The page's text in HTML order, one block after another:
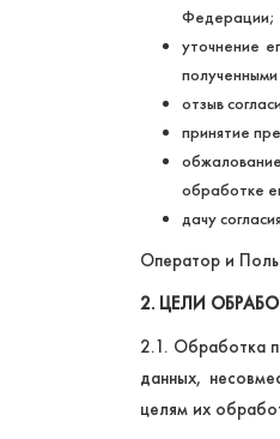
Федерации;
уточнение
отзыв
принятие
обработке
дачу
Оператор и
2. ЦЕЛИ
2.1. Обработка
данных,
целям их